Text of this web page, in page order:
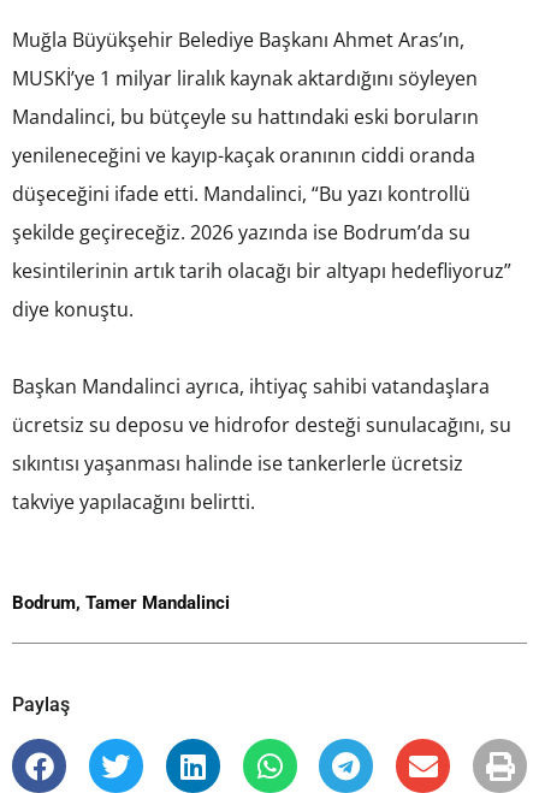
Muğla Büyükşehir Belediye Başkanı Ahmet Aras’ın,
MUSKİ’ye 1 milyar liralık kaynak aktardığını söyleyen
Mandalinci, bu bütçeyle su hattındaki eski boruların
yenileneceğini ve kayıp-kaçak oranının ciddi oranda
düşeceğini ifade etti. Mandalinci, “Bu yazı kontrollü
şekilde geçireceğiz. 2026 yazında ise Bodrum’da su
kesintilerinin artık tarih olacağı bir altyapı hedefliyoruz”
diye konuştu.
Başkan Mandalinci ayrıca, ihtiyaç sahibi vatandaşlara
ücretsiz su deposu ve hidrofor desteği sunulacağını, su
sıkıntısı yaşanması halinde ise tankerlerle ücretsiz
takviye yapılacağını belirtti.
Bodrum, Tamer Mandalinci
Paylaş